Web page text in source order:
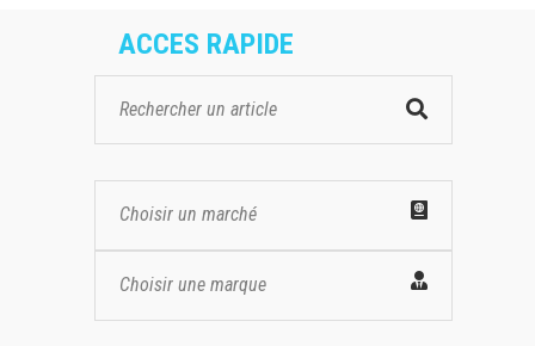
ACCES RAPIDE
Choisir un marché
Choisir une marque